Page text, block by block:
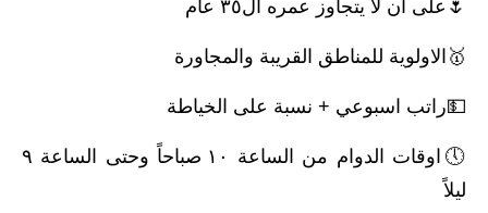
🌷على ان لا يتجاوز عمره ال٣٥ عام
🥇الاولوية للمناطق القريبة والمجاورة
💵راتب اسبوعي + نسبة على الخياطة
🕔اوقات الدوام من الساعة ١٠ صباحاً وحتى الساعة ٩
ليلاً